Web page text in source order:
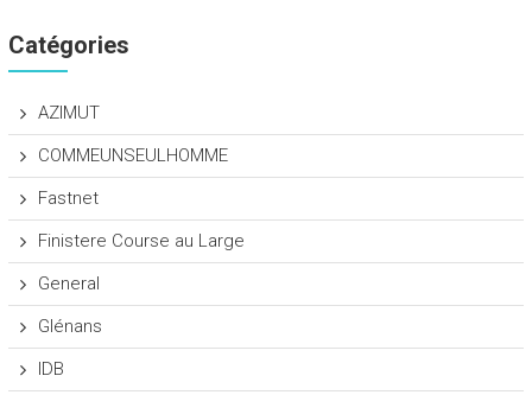
Catégories
AZIMUT
COMMEUNSEULHOMME
Fastnet
Finistere Course au Large
General
Glénans
IDB